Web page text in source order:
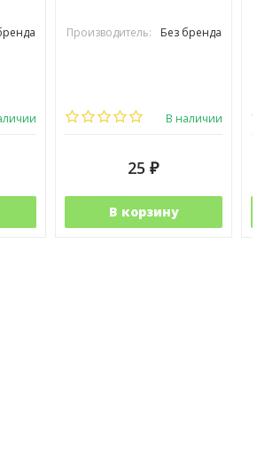
Производитель: Без бренда
В наличии
25 ₽
В корзину